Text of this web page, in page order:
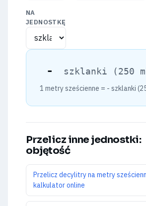
NA
JEDNOSTKĘ
- szklanki (250
1 metry sześcienne = - szklanki
Przelicz inne jednostki:
objętość
Przelicz decylitry na metry
kalkulator online